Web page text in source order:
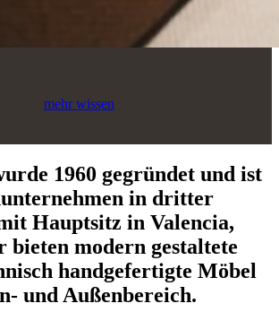
mehr wissen
1960 gegründet und ist
in dritter
Hauptsitz in Valencia,
bieten modern gestaltete
handgefertigte Möbel
und Außenbereich.